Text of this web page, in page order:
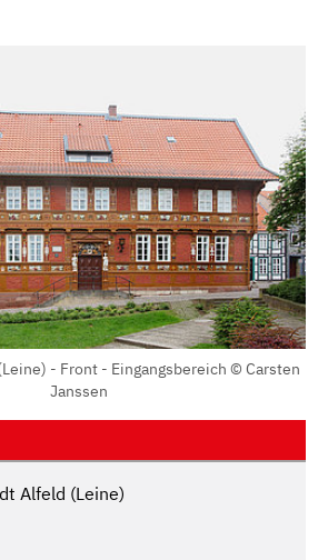
- Front - Eingangsbereich © Carsten
Janssen
Alfeld (Leine)